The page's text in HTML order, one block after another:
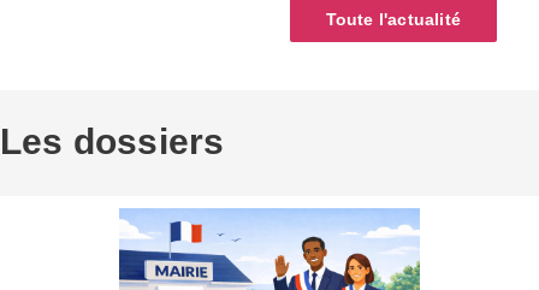
Toute l'actualité
Les dossiers